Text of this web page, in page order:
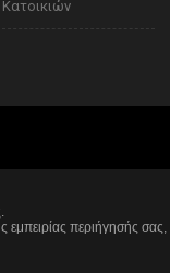
Κατοικιών
all cookies on this
περιήγησής σας,